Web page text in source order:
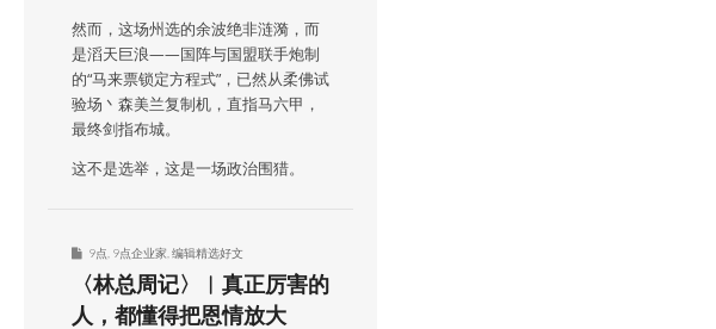
然而，这场州选的余波绝非涟漪，而
是滔天巨浪——国阵与国盟联手炮制
的“马来票锁定方程式”，已然从柔佛试
验场丶森美兰复制机，直指马六甲，
最终剑指布城。
这不是选举，这是一场政治围猎。
9点 9点企业家 编辑精选好文
〈林总周记〉︱真正厉害的
人，都懂得把恩情放大